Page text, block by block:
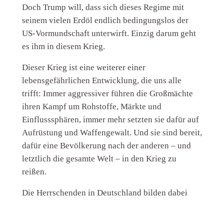
Doch Trump will, dass sich dieses Regime mit
seinem vielen Erdöl endlich bedingungslos der
US-Vormundschaft unterwirft. Einzig darum geht
es ihm in diesem Krieg.
Dieser Krieg ist eine weiterer einer
lebensgefährlichen Entwicklung, die uns alle
trifft: Immer aggressiver führen die Großmächte
ihren Kampf um Rohstoffe, Märkte und
Einflusssphären, immer mehr setzten sie dafür auf
Aufrüstung und Waffengewalt. Und sie sind bereit,
dafür eine Bevölkerung nach der anderen – und
letztlich die gesamte Welt – in den Krieg zu
reißen.
Die Herrschenden in Deutschland bilden dabei